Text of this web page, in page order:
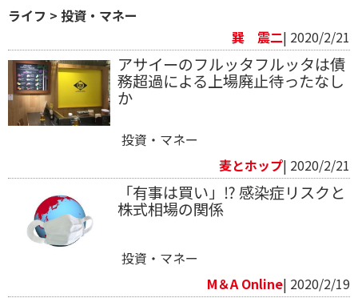
ライフ > 投資・マネー
巽 震二| 2020/2/21
アサイーのフルッタフルッタは債
務超過による上場廃止待ったなし
か
投資・マネー
麦とホップ| 2020/2/21
「有事は買い」⁉ 感染症リスクと
株式相場の関係
投資・マネー
M＆A Online| 2020/2/19